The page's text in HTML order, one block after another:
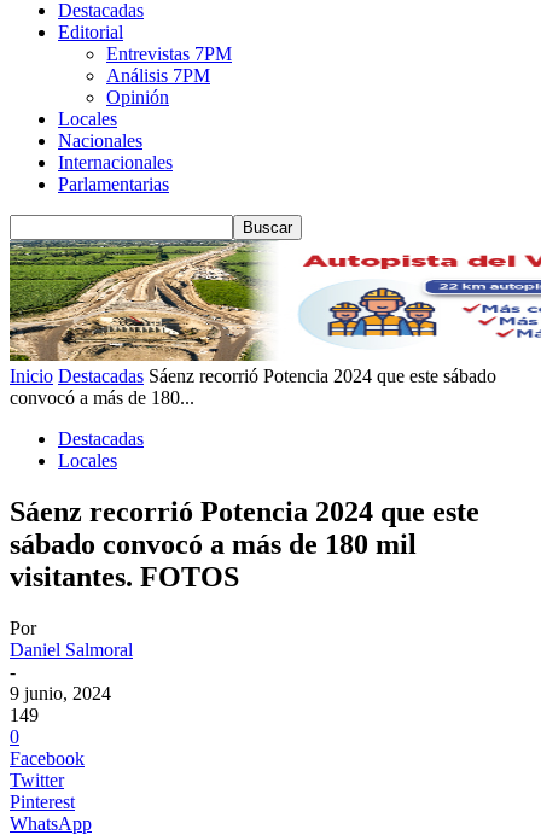
Destacadas
Editorial
Entrevistas 7PM
Análisis 7PM
Opinión
Locales
Nacionales
Internacionales
Parlamentarias
Inicio Destacadas Sáenz recorrió Potencia 2024 que este sábado
convocó a más de 180...
Destacadas
Locales
Sáenz recorrió Potencia 2024 que este
sábado convocó a más de 180 mil
visitantes. FOTOS
Por
Daniel Salmoral
-
9 junio, 2024
149
0
Facebook
Twitter
Pinterest
WhatsApp